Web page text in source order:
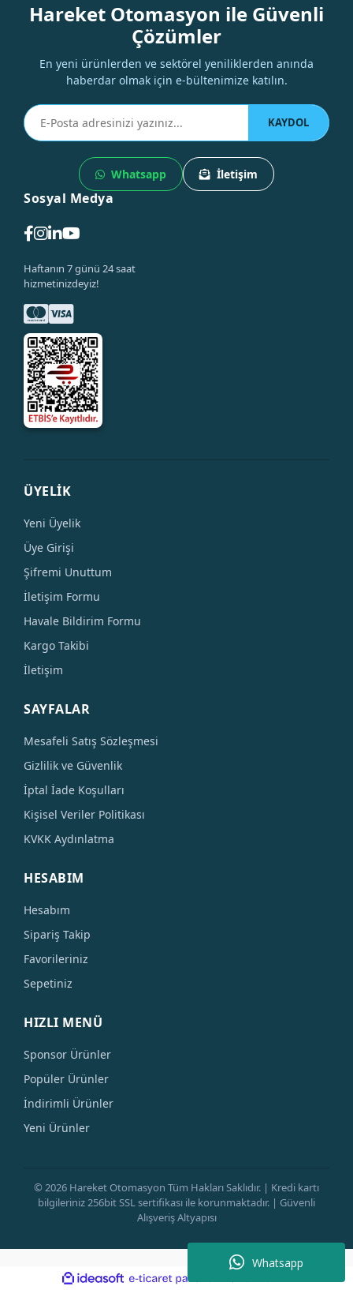
Whatsapp
Hareket Otomasyon ile Güvenli
Çözümler
En yeni ürünlerden ve sektörel yeniliklerden anında
haberdar olmak için e-bültenimize katılın.
KAYDOL
Whatsapp İletişim
Sosyal Medya
Haftanın 7 günü 24 saat
hizmetinizdeyiz!
ÜYELİK
Yeni Üyelik
Üye Girişi
Şifremi Unuttum
İletişim Formu
Havale Bildirim Formu
Kargo Takibi
İletişim
SAYFALAR
Mesafeli Satış Sözleşmesi
Gizlilik ve Güvenlik
İptal İade Koşulları
Kişisel Veriler Politikası
KVKK Aydınlatma
HESABIM
Hesabım
Sipariş Takip
Favorileriniz
Sepetiniz
HIZLI MENÜ
Sponsor Ürünler
Popüler Ürünler
İndirimli Ürünler
Yeni Ürünler
© 2026 Hareket Otomasyon Tüm Hakları Saklıdır. | Kredi kartı
bilgileriniz 256bit SSL sertifikası ile korunmaktadır. | Güvenli
Alışveriş Altyapısı
ideasoft